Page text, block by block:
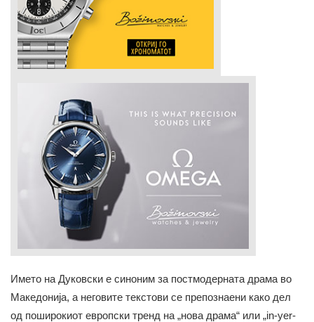
Името на Дуковски е синоним за постмодерната драма во
Македонија, а неговите текстови се препознаени како дел
од поширокиот европски тренд на „нова драма“ или „in-yer-